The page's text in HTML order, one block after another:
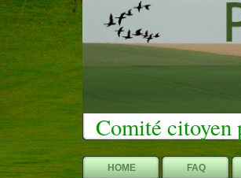
Comité citoyen
HOME FAQ